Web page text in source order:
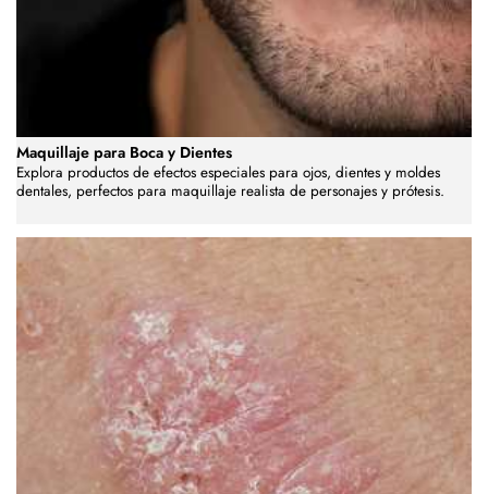
Maquillaje para Boca y Dientes
Explora productos de efectos especiales para ojos, dientes y moldes
dentales, perfectos para maquillaje realista de personajes y prótesis.